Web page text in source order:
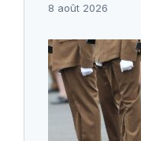
8 août 2026